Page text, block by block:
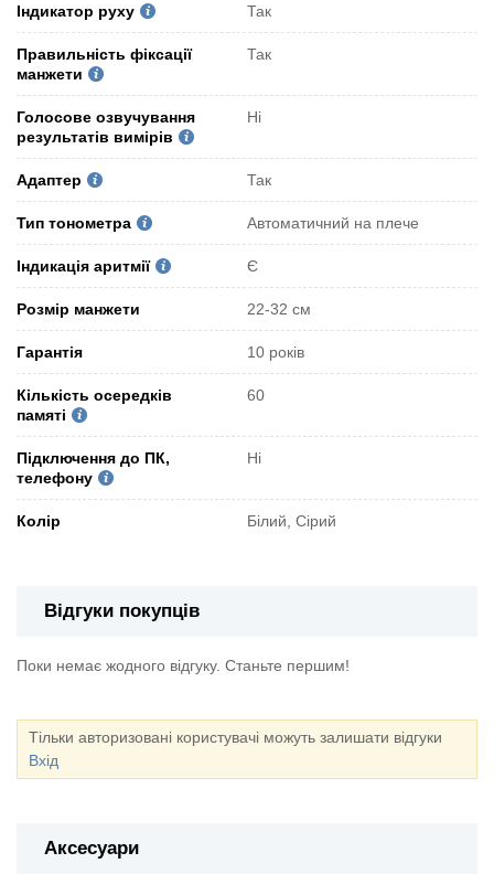
Індикатор руху Так
Правильність фіксації
манжети
Так
Голосове озвучування
результатів вимірів
Ні
Адаптер Так
Тип тонометра Автоматичний на плече
Індикація аритмії Є
Розмір манжети 22-32 см
Гарантія 10 років
Кількість осередків
памяті
60
Підключення до ПК,
телефону
Ні
Колір Білий, Сірий
Відгуки покупців
Поки немає жодного відгуку. Станьте першим!
Тільки авторизовані користувачі можуть залишати відгуки
Вхід
Аксесуари